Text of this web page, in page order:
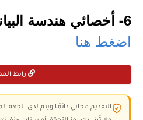
6- أخصائي هندسة البيانات:
اضغط هنا
رابط
التقديم مجاني دائمًا ويتم لدى الجهة